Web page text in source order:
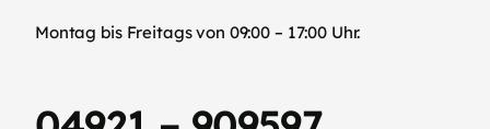
Montag bis Freitags von 09:00 – 17:00 Uhr.